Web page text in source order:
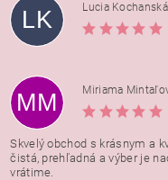
LK
Lucia Kochanská
MM
Miriama
Skvelý obchod s krásnym a
čistá, prehľadná a výber je
vrátime.